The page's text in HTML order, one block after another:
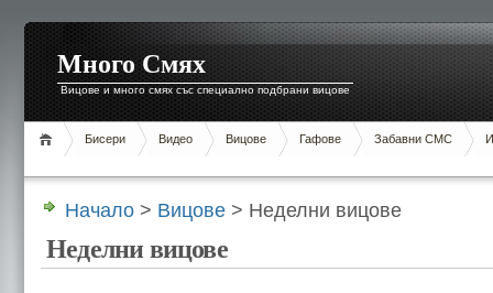
Много Смях
Вицове и много смях със специално подбрани вицове
Бисери Видео Вицове Гафове Забавни СМС
Начало > Вицове > Неделни вицове
Неделни вицове